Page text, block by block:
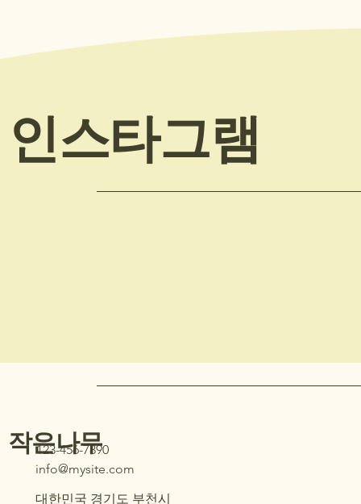
인스타그램
작은나무
123-456-7890
info@mysite.com
대한민국 경기도 부천시